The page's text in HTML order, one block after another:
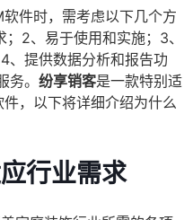
件时，需考虑以下几个方
2、易于使用和实施；3、
、提供数据分析和报告功
。 纷享销客是一款特别适
，以下将详细介绍为什么
行业需求